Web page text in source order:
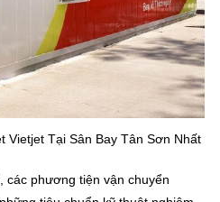
Vietjet Tại Sân Bay Tân Sơn Nhất
các phương tiện vận chuyển